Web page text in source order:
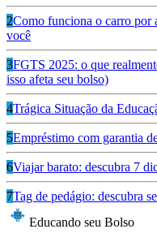
2Como funciona o carro por
você
3FGTS 2025: o que
isso afeta seu bolso)
4Trágica Situação da
5Empréstimo com garantia
6Viajar barato: descubra 7
7Tag de pedágio: descubra
Educando seu Bolso